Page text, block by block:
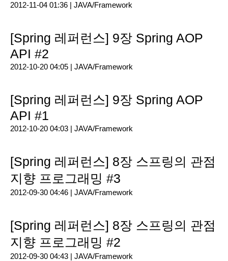
2012-11-04 01:36 | JAVA/Framework
[Spring 레퍼런스] 9장 Spring AOP
API #2
2012-10-20 04:05 | JAVA/Framework
[Spring 레퍼런스] 9장 Spring AOP
API #1
2012-10-20 04:03 | JAVA/Framework
[Spring 레퍼런스] 8장 스프링의 관점
지향 프로그래밍 #3
2012-09-30 04:46 | JAVA/Framework
[Spring 레퍼런스] 8장 스프링의 관점
지향 프로그래밍 #2
2012-09-30 04:43 | JAVA/Framework